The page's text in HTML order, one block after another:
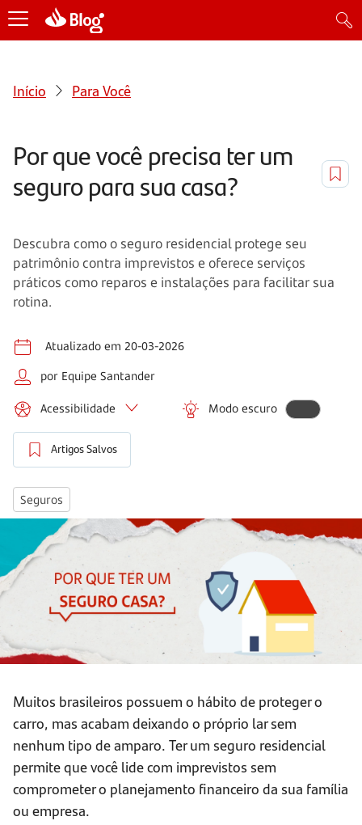
Início Para Você
Por que você precisa ter um
seguro para sua casa?
Descubra como o seguro residencial protege seu
patrimônio contra imprevistos e oferece serviços
práticos como reparos e instalações para facilitar sua
rotina.
Atualizado em 20-03-2026
por Equipe Santander
Acessibilidade Modo escuro
Artigos Salvos
Seguros
Muitos brasileiros possuem o hábito de proteger o
carro, mas acabam deixando o próprio lar sem
nenhum tipo de amparo. Ter um seguro residencial
permite que você lide com imprevistos sem
comprometer o planejamento financeiro da sua família
ou empresa.